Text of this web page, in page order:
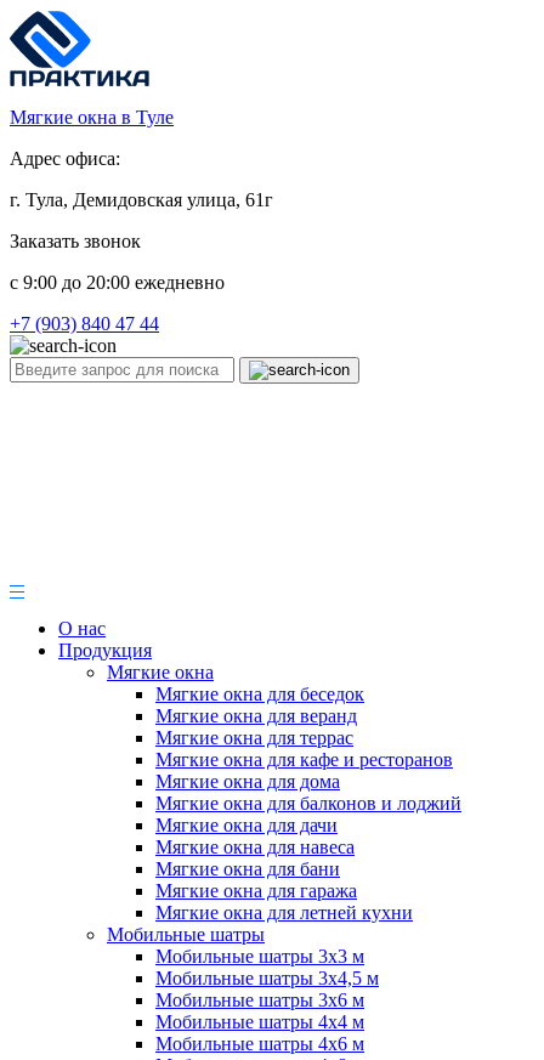
Мягкие окна в Туле
Адрес офиса:
г. Тула, Демидовская улица, 61г
Заказать звонок
c 9:00 до 20:00 ежедневно
+7 (903) 840 47 44
О нас
Продукция
Мягкие окна
Мягкие окна для беседок
Мягкие окна для веранд
Мягкие окна для террас
Мягкие окна для кафе и ресторанов
Мягкие окна для дома
Мягкие окна для балконов и лоджий
Мягкие окна для дачи
Мягкие окна для навеса
Мягкие окна для бани
Мягкие окна для гаража
Мягкие окна для летней кухни
Мобильные шатры
Мобильные шатры 3х3 м
Мобильные шатры 3х4,5 м
Мобильные шатры 3х6 м
Мобильные шатры 4х4 м
Мобильные шатры 4х6 м